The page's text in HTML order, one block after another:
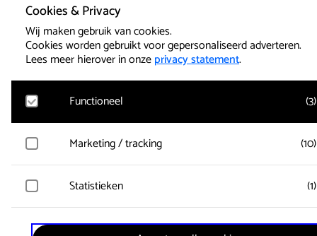
Cookies & Privacy
Wij maken gebruik van cookies.
Cookies worden gebruikt voor gepersonaliseerd adverteren.
Lees meer hierover in onzeprivacy statement.
Functioneel (3)
Google Analytics
en gebruikersgegevens worden anoniem verzameld.
Active Tickets
Er wordt alleen gebruik gemaakt van functionele sessie-
Marketing / tracking (10)
Vimeo
zoals welke pagina’s zijn gelezen.
Statistieken (1)
Microsoft Clarity